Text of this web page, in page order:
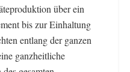
über ein
bis zur Einhaltung
entlang der ganzen
ganzheitliche